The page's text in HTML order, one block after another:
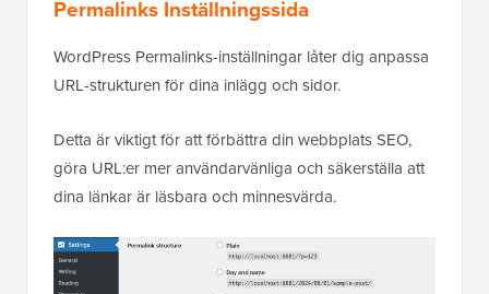
Permalinks Inställningssida
WordPress Permalinks-inställningar låter dig anpassa
URL-strukturen för dina inlägg och sidor.
Detta är viktigt för att förbättra din webbplats SEO,
göra URL:er mer användarvänliga och säkerställa att
dina länkar är läsbara och minnesvärda.